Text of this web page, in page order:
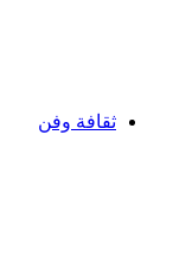
ثقافة وفن